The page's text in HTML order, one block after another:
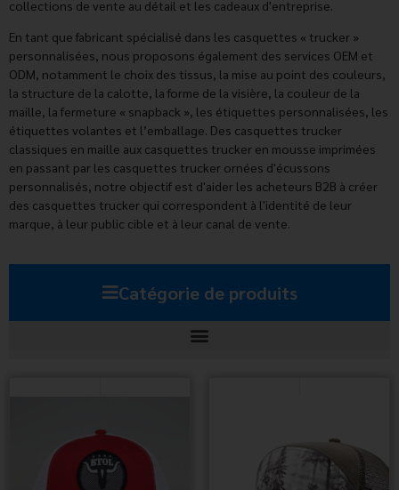
collections de vente au détail et les cadeaux d'entreprise.
En tant que fabricant spécialisé dans les casquettes « trucker »
personnalisées, nous proposons également des services OEM et
ODM, notamment le choix des tissus, la mise au point des couleurs,
la structure de la calotte, la forme de la visière, la couleur de la
maille, la fermeture « snapback », les étiquettes personnalisées, les
étiquettes volantes et l’emballage. Des casquettes trucker
classiques en maille aux casquettes trucker en mousse imprimées
en passant par les casquettes trucker ornées d'écussons
personnalisés, notre objectif est d'aider les acheteurs B2B à créer
des casquettes trucker qui correspondent à l'identité de leur
marque, à leur public cible et à leur canal de vente.
Catégorie de produits